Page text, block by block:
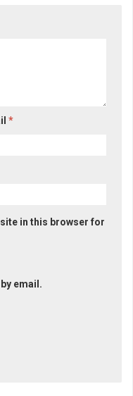
*
in this browser for
email.